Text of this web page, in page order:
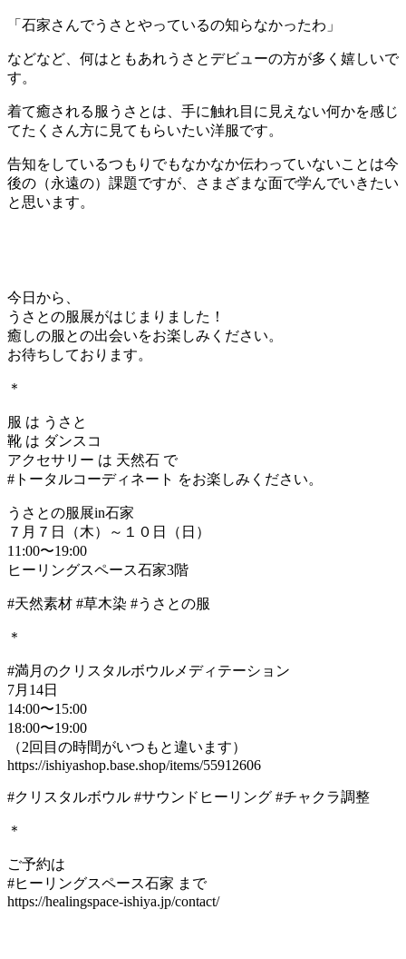
「石家さんでうさとやっているの知らなかったわ」
などなど、何はともあれうさとデビューの方が多く嬉しいで
す。
着て癒される服うさとは、手に触れ目に見えない何かを感じ
てたくさん方に見てもらいたい洋服です。
告知をしているつもりでもなかなか伝わっていないことは今
後の（永遠の）課題ですが、さまざまな面で学んでいきたい
と思います。
今日から、
うさとの服展がはじまりました！
癒しの服との出会いをお楽しみください。
お待ちしております。
＊
服 は うさと
靴 は ダンスコ
アクセサリー は 天然石 で
#トータルコーディネート をお楽しみください。
うさとの服展in石家
７月７日（木）～１０日（日）
11:00〜19:00
ヒーリングスペース石家3階
#天然素材 #草木染 #うさとの服
＊
#満月のクリスタルボウルメディテーション
7月14日
14:00〜15:00
18:00〜19:00
（2回目の時間がいつもと違います）
https://ishiyashop.base.shop/items/55912606
#クリスタルボウル #サウンドヒーリング #チャクラ調整
＊
ご予約は
#ヒーリングスペース石家 まで
https://healingspace-ishiya.jp/contact/